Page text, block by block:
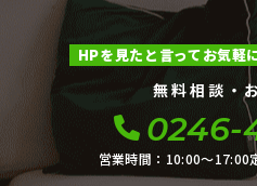
HPを見たと言ってお気軽
無料相談・
0246-
営業時間：10:00〜17:00